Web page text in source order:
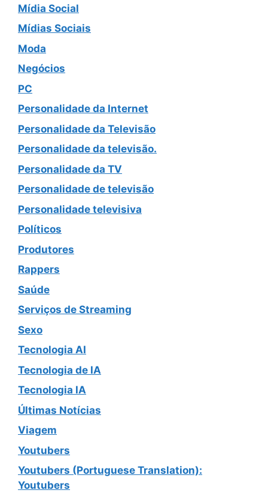
Mídia Social
Mídias Sociais
Moda
Negócios
PC
Personalidade da Internet
Personalidade da Televisão
Personalidade da televisão.
Personalidade da TV
Personalidade de televisão
Personalidade televisiva
Políticos
Produtores
Rappers
Saúde
Serviços de Streaming
Sexo
Tecnologia AI
Tecnologia de IA
Tecnologia IA
Últimas Notícias
Viagem
Youtubers
Youtubers (Portuguese Translation):
Youtubers